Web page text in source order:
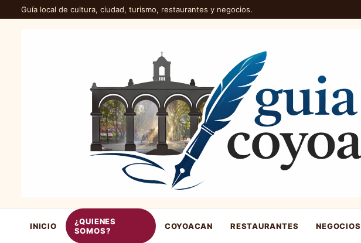
Guía local de cultura, ciudad, turismo, restaurantes y negocios.
INICIO
¿QUIENES
SOMOS?
COYOACAN RESTAURANTES NEGOCIOS